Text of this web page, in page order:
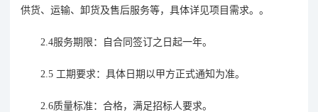
供货、运输、卸货及售后服务等，具体详见项目需求。。
2.4服务期限：自合同签订之日起一年。
2.5 工期要求：具体日期以甲方正式通知为准。
2.6质量标准：合格，满足招标人要求。